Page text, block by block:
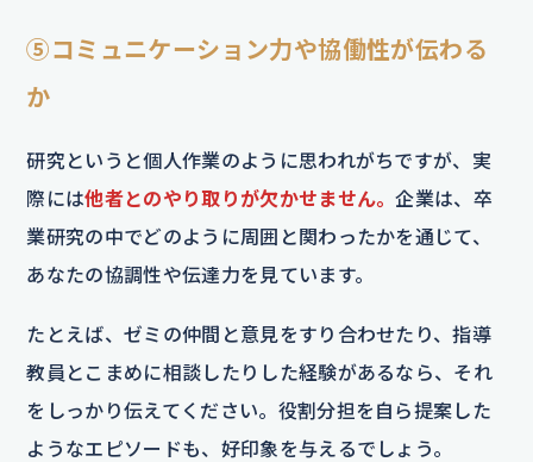
⑤コミュニケーション力や協働性が伝わる
か
研究というと個人作業のように思われがちですが、実
際には他者とのやり取りが欠かせません。企業は、卒
業研究の中でどのように周囲と関わったかを通じて、
あなたの協調性や伝達力を見ています。
たとえば、ゼミの仲間と意見をすり合わせたり、指導
教員とこまめに相談したりした経験があるなら、それ
をしっかり伝えてください。役割分担を自ら提案した
ようなエピソードも、好印象を与えるでしょう。